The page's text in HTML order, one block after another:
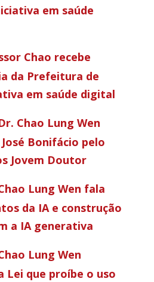
em saúde
Chao recebe
da Prefeitura de
em saúde digital
Chao Lung Wen
Bonifácio pelo
Jovem Doutor
Lung Wen fala
da IA e construção
a IA generativa
Lung Wen
Lei que proíbe o uso